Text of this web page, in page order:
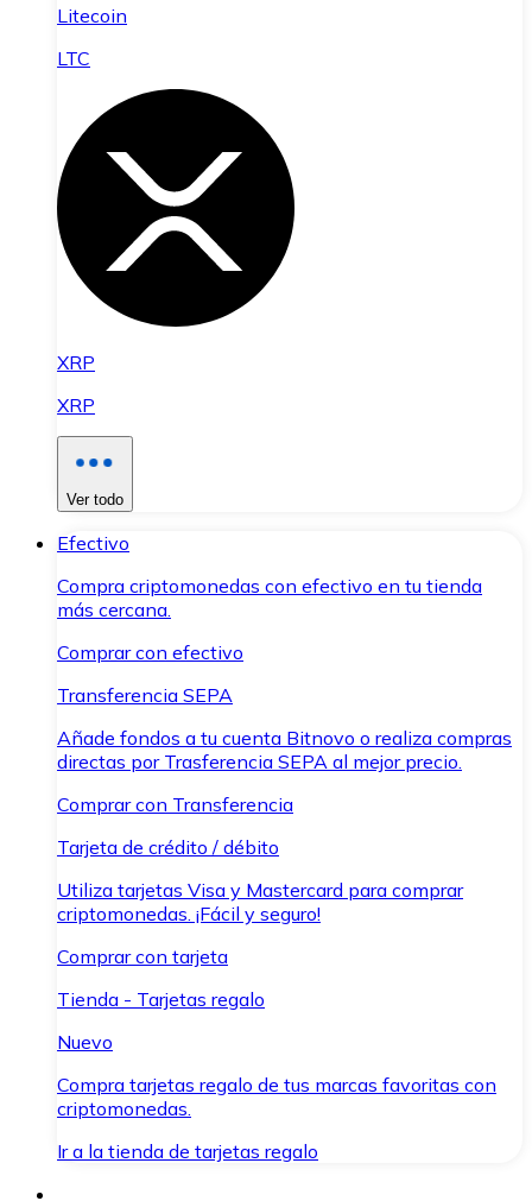
Litecoin
LTC
XRP
XRP
Ver todo
Efectivo
Compra criptomonedas con efectivo en tu tienda
más cercana.
Comprar con efectivo
Transferencia SEPA
Añade fondos a tu cuenta Bitnovo o realiza compras
directas por Trasferencia SEPA al mejor precio.
Comprar con Transferencia
Tarjeta de crédito / débito
Utiliza tarjetas Visa y Mastercard para comprar
criptomonedas. ¡Fácil y seguro!
Comprar con tarjeta
Tienda - Tarjetas regalo
Nuevo
Compra tarjetas regalo de tus marcas favoritas con
criptomonedas.
Ir a la tienda de tarjetas regalo